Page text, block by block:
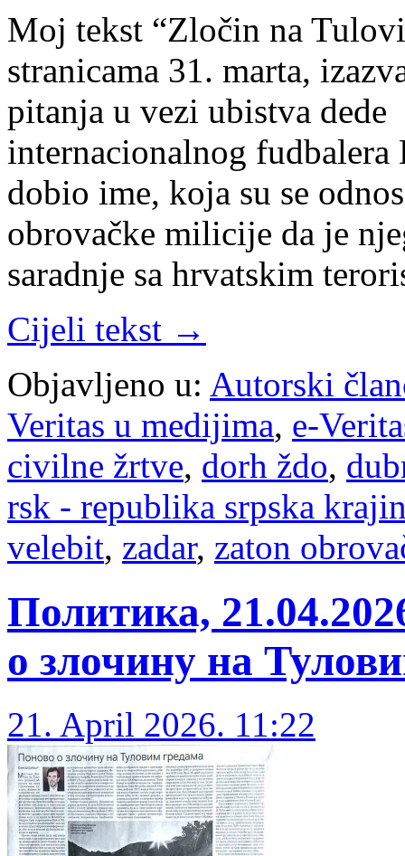
Moj tekst “Zločin na
stranicama 31. marta,
pitanja u vezi ubistva
internacionalnog
dobio ime, koja su se
obrovačke milicije da je
saradnje sa hrvatskim
Cijeli tekst →
Objavljeno u: Autorski
Veritas u medijima, e-
civilne žrtve, dorh ždo,
rsk - republika srpska
velebit, zadar, zaton
Политика,
о злочину на
21. April 2026. 11:22